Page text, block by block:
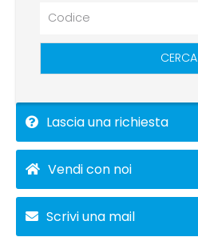
CERCA
Lascia una richiesta
Vendi con noi
Scrivi una mail